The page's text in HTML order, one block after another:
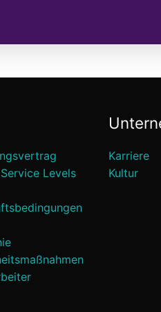
Levels
Karriere
Kultur